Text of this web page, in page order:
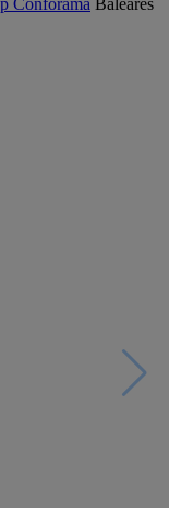
Conforama Baleares